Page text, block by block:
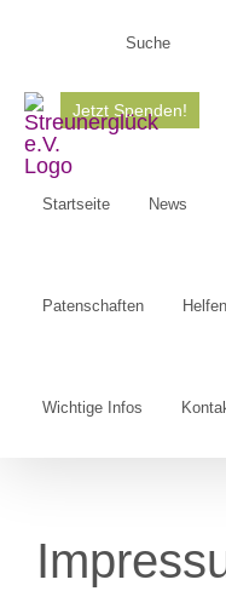
nach:
Jetzt Spenden!
Startseite News
Patenschaften
Wichtige Infos